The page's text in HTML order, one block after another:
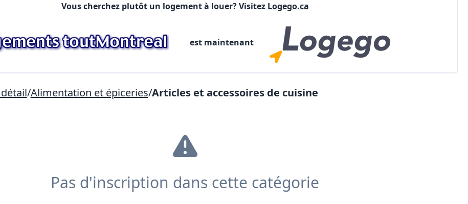
Vous cherchez plutôt un logement à louer? Visitez Logego.ca
est maintenant
/Alimentation et épiceries/Articles et accessoires de cuisine
Pas d'inscription dans cette catégorie